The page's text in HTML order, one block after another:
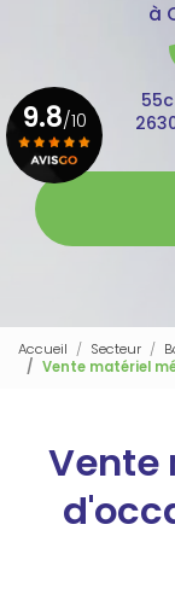
à
9.8/10
Voir le certificat
Accueil Secteur
Vente matériel
Vente